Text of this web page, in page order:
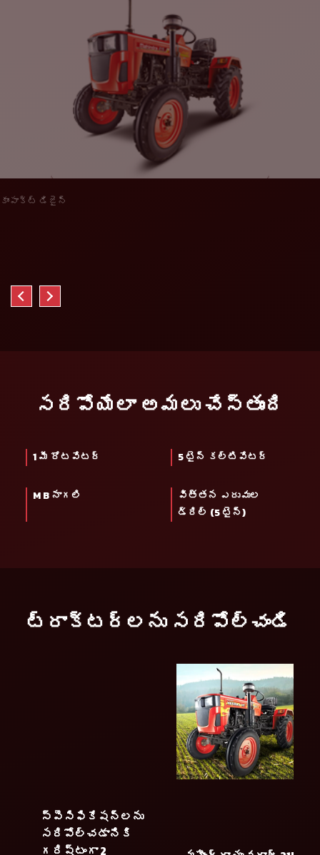
కాంపాక్ట్ డిజైన్
సరిపోయేలా అమలు చేస్తుంది
1 మీ రోటవేటర్ 5 టైన్ కల్టివేటర్
M B నాగలి
విత్తన ఎరువుల
డ్రిల్ (5 టైన్)
ట్రాక్టర్లను సరిపోల్చండి
స్పెసిఫికేషన్లను
సరిపోల్చడానికి
గరిష్టంగా 2